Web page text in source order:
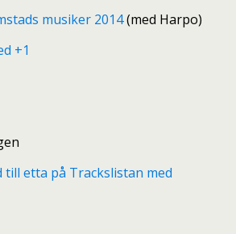
musiker 2014(med Harpo)
+1
etta på Trackslistan med